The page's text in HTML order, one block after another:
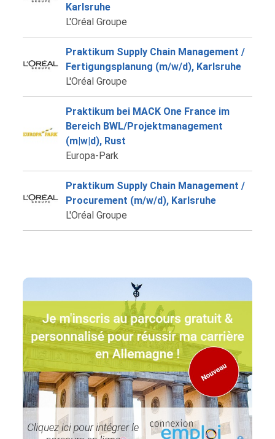
Karlsruhe
L'Oréal Groupe
Praktikum Supply Chain Management /
Fertigungsplanung (m/w/d), Karlsruhe
L'Oréal Groupe
Praktikum bei MACK One France im
Bereich BWL/Projektmanagement
(m|w|d), Rust
Europa-Park
Praktikum Supply Chain Management /
Procurement (m/w/d), Karlsruhe
L'Oréal Groupe